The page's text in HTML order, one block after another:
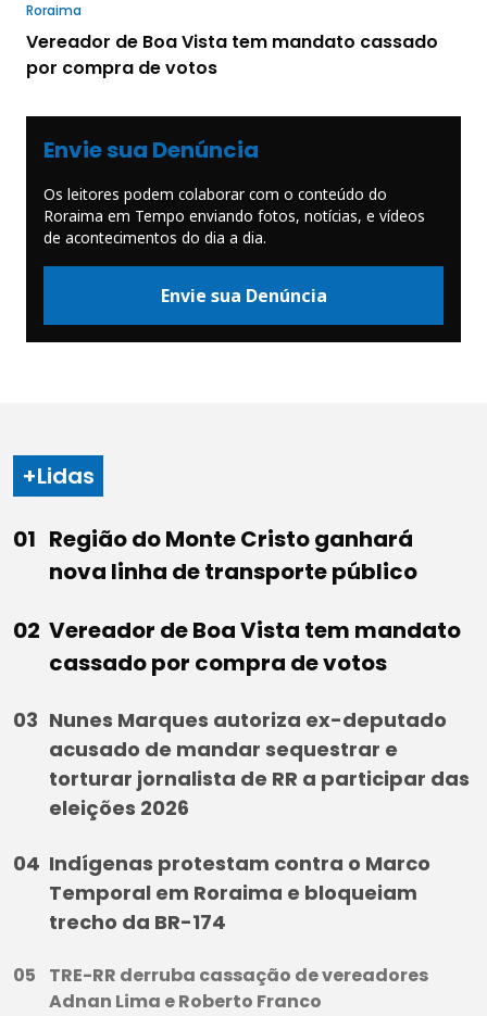
Roraima
Vereador de Boa Vista tem mandato cassado
por compra de votos
Envie sua Denúncia
Os leitores podem colaborar com o conteúdo do
Roraima em Tempo enviando fotos, notícias, e vídeos
de acontecimentos do dia a dia.
Envie sua Denúncia
+Lidas
Região do Monte Cristo ganhará
nova linha de transporte público
Vereador de Boa Vista tem mandato
cassado por compra de votos
Nunes Marques autoriza ex-deputado
acusado de mandar sequestrar e
torturar jornalista de RR a participar das
eleições 2026
Indígenas protestam contra o Marco
Temporal em Roraima e bloqueiam
trecho da BR-174
TRE-RR derruba cassação de vereadores
Adnan Lima e Roberto Franco